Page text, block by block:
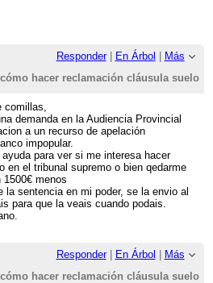
Responder| En Árbol
Más
cómo hacer reclamación cláusula suelo
comillas,
demanda en la Audiencia Provincial
a un recurso de apelación
impopular.
para ver si me interesa hacer
en el tribunal supremo o bien qedarme
menos
la sentencia en mi poder, se la envio al
para que la veais cuando podais.
Responder| En Árbol
Más
cómo hacer reclamación cláusula suelo